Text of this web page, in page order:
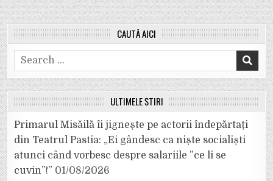
CAUTĂ AICI
Search
for:
ULTIMELE ȘTIRI
Primarul Misăilă îi jignește pe actorii îndepărtați
din Teatrul Pastia: „Ei gândesc ca niște socialiști
atunci când vorbesc despre salariile ”ce li se
cuvin”!” 01/08/2026